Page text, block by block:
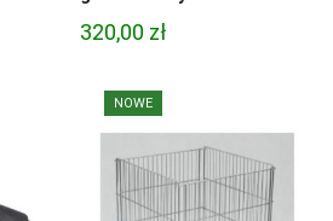
320,00 zł
NOWE